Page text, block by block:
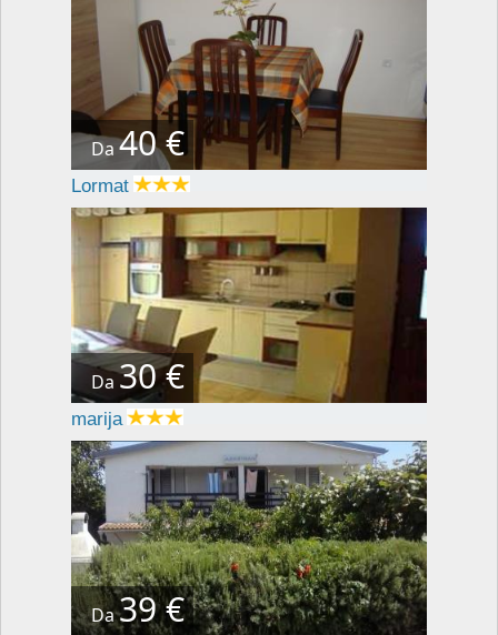
Da 40 €
Lormat
Da 30 €
marija
Da39 €